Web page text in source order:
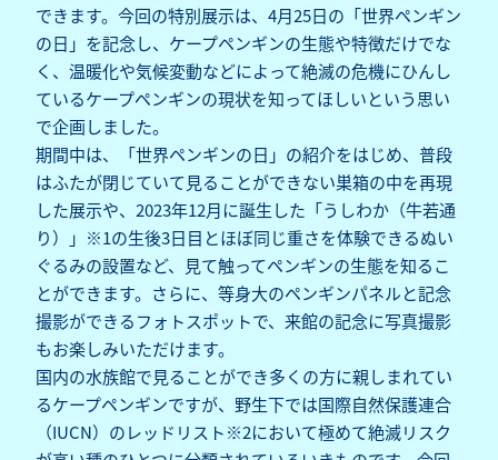
できます。今回の特別展示は、4月25日の「世界ペンギン
の日」を記念し、ケープペンギンの生態や特徴だけでな
く、温暖化や気候変動などによって絶滅の危機にひんし
ているケープペンギンの現状を知ってほしいという思い
で企画しました。
期間中は、「世界ペンギンの日」の紹介をはじめ、普段
はふたが閉じていて見ることができない巣箱の中を再現
した展示や、2023年12月に誕生した「うしわか（牛若通
り）」※1の生後3日目とほぼ同じ重さを体験できるぬい
ぐるみの設置など、見て触ってペンギンの生態を知るこ
とができます。さらに、等身大のペンギンパネルと記念
撮影ができるフォトスポットで、来館の記念に写真撮影
もお楽しみいただけます。
国内の水族館で見ることができ多くの方に親しまれてい
るケープペンギンですが、野生下では国際自然保護連合
（IUCN）のレッドリスト※2において極めて絶滅リスク